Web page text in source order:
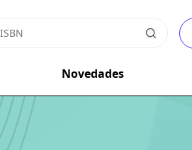
Novedades